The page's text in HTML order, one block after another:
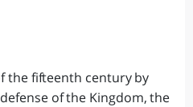
the fifteenth century by
of the Kingdom, the